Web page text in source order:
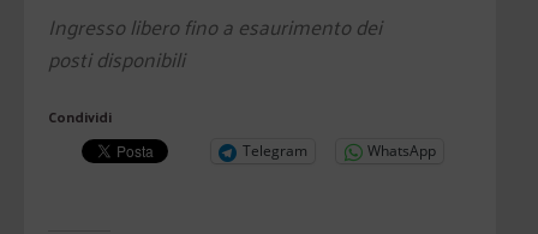
Ingresso libero fino a esaurimento dei
posti disponibili
Condividi
Telegram WhatsApp